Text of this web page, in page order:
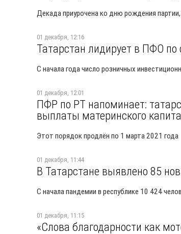
Декада приурочена ко дню рождения
01 декабря, 12:16
Татарстан лидирует в ПФО по
С начала года число розничных
01 декабря, 12:01
ПФР по РТ напоминает:
выплаты материнского
Этот порядок продлён по 1 марта 2021 года
01 декабря, 11:44
В Татарстане выявлено 85
С начала пандемии в республике 10 424
01 декабря, 11:15
«Слова благодарности как